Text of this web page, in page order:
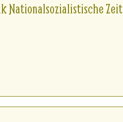
Nationalsozialistische Zeit